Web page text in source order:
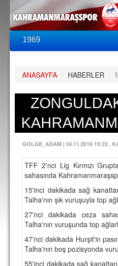
1969
PUAN DURUMU
FİKSTÜR
A TAKIM KADROSU
TEKNİK KADRO
TRANSFERLER
TARAFTAR
BİLETLER
DEPLASMAN
LİSANSLI ÜRÜNLER
ANASAYFA / HABERLER /
GOLGE_ADAM | 24.11.2018 19:23 ,
TFF 2'nci Lig Kırmızı
sahasında
15'inci dakikada sağ
Talha'nın şık vuruşuyla top
27'nci dakikada ceza
Talha'nın vuruşunda top
47'nci dakikada Hurşit'in
Talha'nın boş pozisyonda
55'inci dakikada sağ